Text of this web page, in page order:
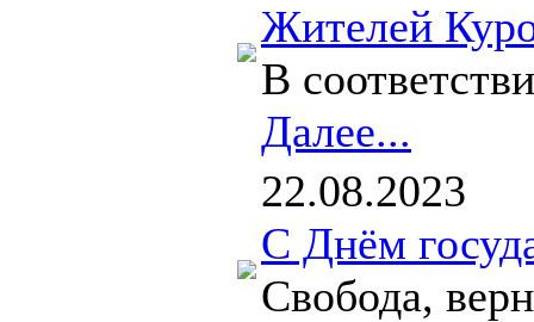
Жителей
В
Далее...
22.08.2023
С Днём
Свобода,